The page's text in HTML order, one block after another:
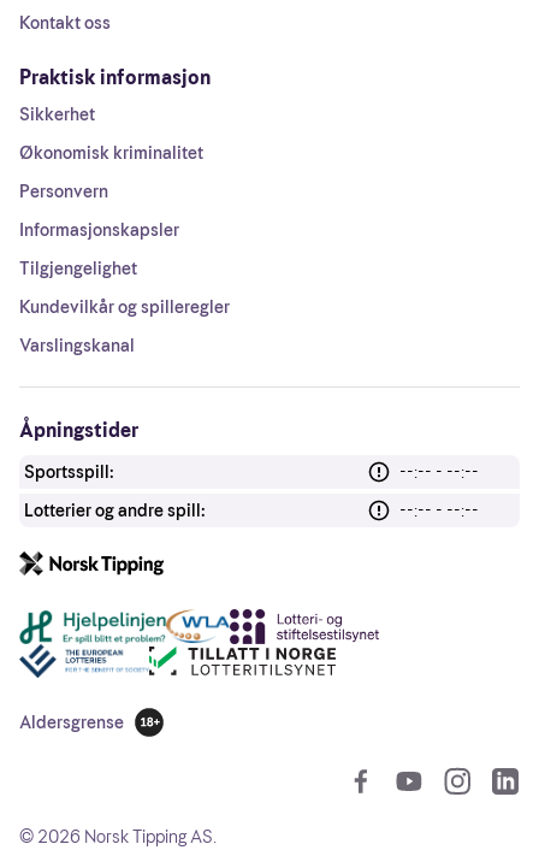
Kontakt oss
Praktisk informasjon
Sikkerhet
Økonomisk kriminalitet
Personvern
Informasjonskapsler
Tilgjengelighet
Kundevilkår og spilleregler
Varslingskanal
Åpningstider
Sportsspill:
--:-- - --:--
Lotterier og andre spill:
--:-- - --:--
Andre lenker
Aldersgrense
18 år
© 2026 Norsk Tipping AS.